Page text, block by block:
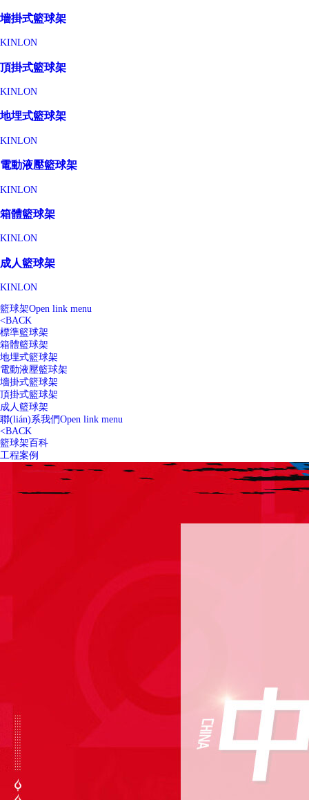
墻掛式籃球架
KINLON
頂掛式籃球架
KINLON
地埋式籃球架
KINLON
電動液壓籃球架
KINLON
箱體籃球架
KINLON
成人籃球架
KINLON
籃球架Open link menu
<BACK
標準籃球架
箱體籃球架
地埋式籃球架
電動液壓籃球架
墻掛式籃球架
頂掛式籃球架
成人籃球架
聯(lián)系我們Open link menu
<BACK
籃球架百科
工程案例